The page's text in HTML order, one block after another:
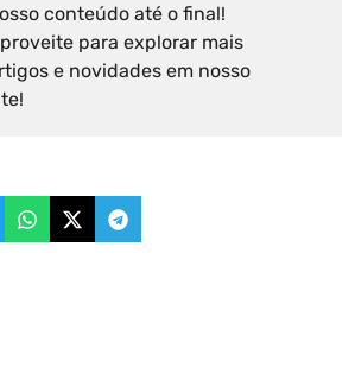
conteúdo até o final!
para explorar mais
e novidades em nosso